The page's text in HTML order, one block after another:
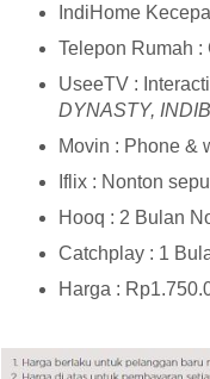
IndiHome
Telepon Rumah :
UseeTV :
DYNASTY,
Movin : Phone &
Iflix : Nonton
Hooq : 2 Bulan
Catchplay : 1
Harga :